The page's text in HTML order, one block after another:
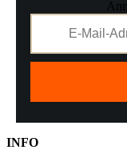
INFO